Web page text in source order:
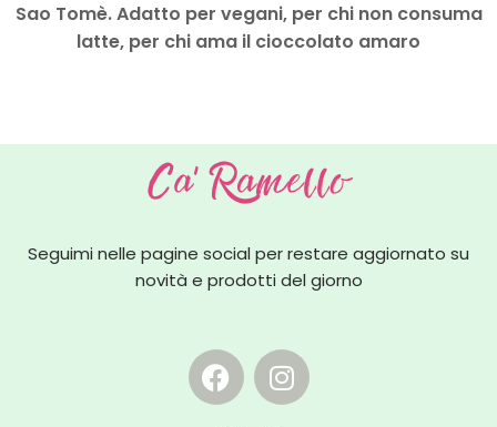
Sao Tomè. Adatto per vegani, per chi non consuma
latte, per chi ama il cioccolato amaro
Seguimi nelle pagine social per restare aggiornato su
novità e prodotti del giorno